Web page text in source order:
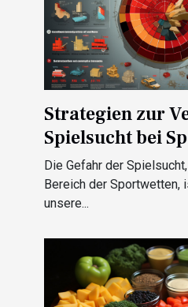
Strategien zur
Spielsucht bei
Die Gefahr der
Bereich der Sportwetten,
unsere...